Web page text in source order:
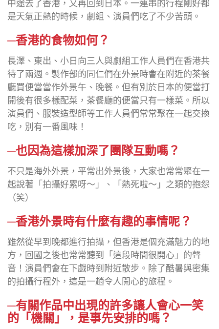
中途去了香港，又再回到日本。一連串的行程剛好都
是天氣正熱的時候，劇組、演員們吃了不少苦頭。
─香港的食物如何？
長澤、東出、小日向三人與劇組工作人員們在香港共
待了兩週。製作部的同仁們在外景時會在附近的茶餐
廳買便當當作外景午、晚餐。但有別於日本的便當打
開後有很多樣配菜，茶餐廳的便當只有一樣菜。所以
演員們、服裝造型師等工作人員們常常聚在一起交換
吃，別有一番風味！
─也因為這樣加深了團隊互動嗎？
不只是海外外景，平常出外景後，大家也常常聚在一
起說著「拍攝好累呀～」、「熱死啦～」之類的抱怨
（笑）
─香港外景時有什麼有趣的事情呢？
雖然從早到晚都進行拍攝，但香港是個充滿魅力的地
方，回國之後也常常聽到「這段時間很開心」的聲
音！演員們會在下戲時到附近散步。除了酷暑與密集
的拍攝行程外，這是一趟令人開心的旅程。
─有關作品中出現的許多讓人會心一笑
的「機關」，是事先安排的嗎？